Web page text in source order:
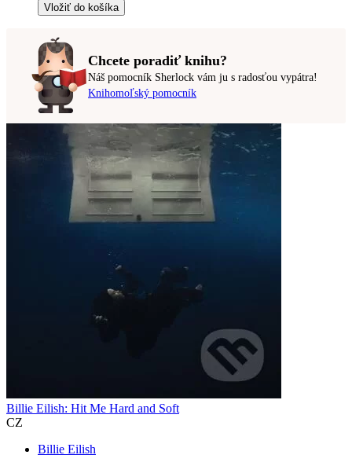
Vložiť do košíka
Chcete poradiť knihu?
Náš pomocník Sherlock vám ju s radosťou vypátra!
Knihomoľský pomocník
Billie Eilish: Hit Me Hard and Soft
CZ
Billie Eilish